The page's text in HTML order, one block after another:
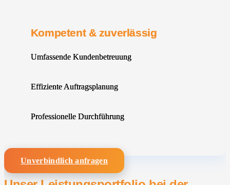
Kompetent & zuverlässig
Umfassende Kundenbetreuung
Effiziente Auftragsplanung
Professionelle Durchführung
Unverbindlich anfragen